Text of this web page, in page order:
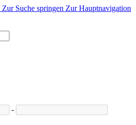
Zur Suche springen Zur Hauptnavigation
-